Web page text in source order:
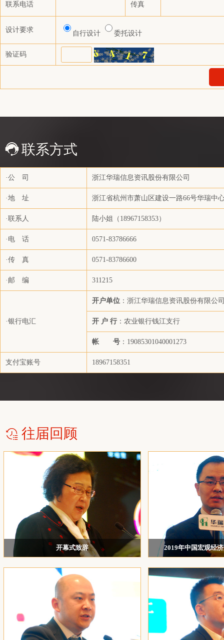
青岛明泽化工有限公司
建发（天津）有限公司
宁波鼎丰创展国际贸易有限公司
上海纺投贸易有限公司
五矿经易期货有限公司
上海美远国际贸易有限公司
阳泉煤业化工集团供销有限责任公司
安徽祯之信国际贸易有限公司
科佩（苏州）特种材料有限公司
陕煤集团榆林化学有限责任公司
浙江省成品油贸易有限公司
高化学技术株式会社
上海轻梵国际贸易有限公司
浙江东越化工有限公司
徐州新风空调设备有限公司
岷驲企业管理咨询服务（上海）有限公司
中国石化化工销售有限公司江苏分公司
江苏长风国际贸易有限公司
方正中期期货有限公司
迪畅（上海）管理咨询有限公司
永安期货股份有限公司萧山营业部
上海求石投资管理有限公司
上海迅邦投资有限公司
华融融达期货股份有限公司
阳煤化工股份有限公司供销分公司
江苏海欣纤维有限公司
四川东材科技集团股份有限公司
联新（开平)高性能纤维有限公司
联系电话 传真
设计要求 自行设计 委托设计
验证码
联系方式
·公 司 浙江华瑞信息资讯股份有限公司
·地 址 浙江省杭州市萧山区建设一路66号华瑞中
·联系人 陆小姐（18967158353）
·电 话 0571-83786666
·传 真 0571-83786600
·邮 编 311215
·银行电汇
开户单位 ：浙江华瑞信息资讯股份有限公
开 户 行 ：农业银行钱江支行
帐 号 ：19085301040001273
支付宝账号 18967158351
往届回顾
开幕式致辞
讯股份有限公司总经理赖天明
2019年中国宏观经